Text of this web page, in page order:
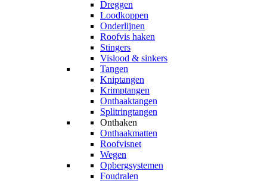
Dreggen
Loodkoppen
Onderlijnen
Roofvis haken
Stingers
Vislood & sinkers
Tangen
Kniptangen
Krimptangen
Onthaaktangen
Splitringtangen
Onthaken
Onthaakmatten
Roofvisnet
Wegen
Opbergsystemen
Foudralen